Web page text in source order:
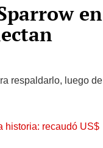
en
respaldarlo, luego de
historia: recaudó US$